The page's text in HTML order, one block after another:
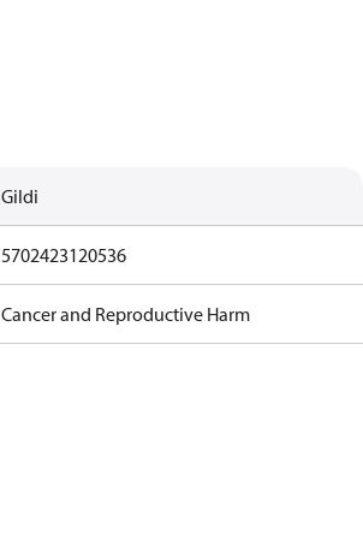
Gildi
5702423120536
Cancer and Reproductive Harm